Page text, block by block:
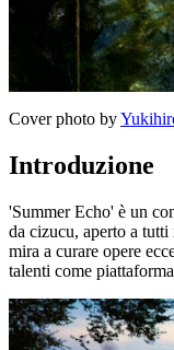
Cover photo by
Introduzione
'Summer Echo' è un
da cizucu, aperto a
mira a curare opere
talenti come